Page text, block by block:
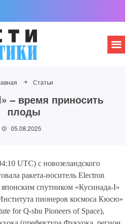
Статьи
– время приносить
плоды
05.08.2025
UTC) с новозеландского
ракета-носитель Electron
спутником «Кусинада-I»
пионеров космоса Кюсю»
for Q-shu Pioneers of Space),